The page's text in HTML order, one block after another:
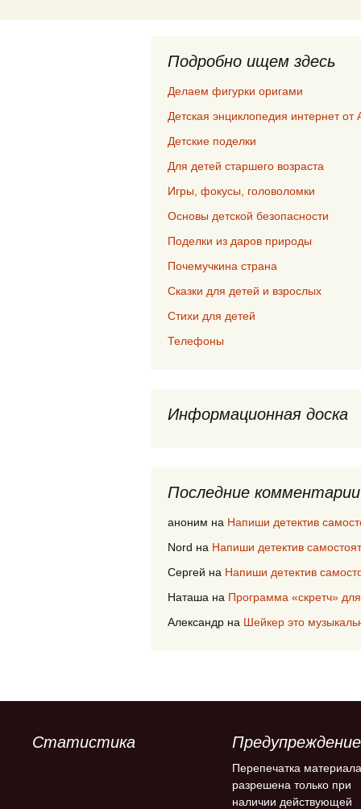
Подробно ищем здесь
Делаем фигурки оригами
Детская энциклопедия интернет от
Детские поделки
Для детей старшего возраста
Игры, фокусы, головоломки
Основы детской безопасности
Поделки из даров природы
Почемучкина страна
Сказки для детей и взрослых
Стихи для детей
Телефоны
Информационная доска
Последние комментарии
аноним на Напиши детектив
Nord на Напиши детектив
Сергей на Напиши детектив
Наташа на Программа «скретч»
Александр на Шейкер это
Статистика Предупреждение
Перепечатка материала
разрешена только при
наличии действующей